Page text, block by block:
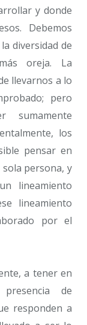
y donde
Debemos
diversidad de
oreja. La
llevarnos a lo
pero
sumamente
los
pensar en
sola persona, y
lineamiento
lineamiento
por el
a tener en
de
responden a